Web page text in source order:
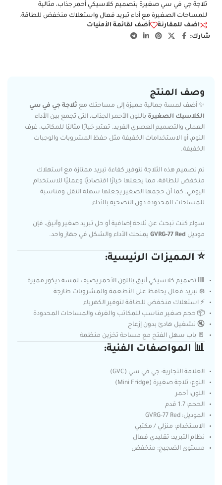
ثلاجة جي في سي صغيرة بتصميم كلاسيكي أحمر جذاب، مثالية
للمساحات الصغيرة مع أداء تبريد فعال واستهلاك منخفض للطاقة.
اضف للمقارنة
أضف لقائمة الأمنيات
شارك:
وصف المنتج
✨ أضف لمسة جمالية مميزة إلى مساحتك مع ثلاجة جي في سي
الكلاسيك الصغيرة باللون الأحمر الجذاب، التي تجمع بين الأداء
العملي والتصميم العصري الفريد. تعتبر خيارًا مثاليًا للمكاتب، غرف
النوم، أو الاستخدامات الخفيفة مثل حفظ المشروبات والوجبات
الخفيفة.
تم تصميم هذه الثلاجة لتوفير كفاءة تبريد ممتازة مع استهلاك
منخفض للطاقة، مما يجعلها خيارًا اقتصاديًا وعمليًا للاستخدام
اليومي. كما أن حجمها الصغير يجعلها سهلة النقل ومناسبة
للمساحات المحدودة دون التضحية بالأداء.
سواء كنت تبحث عن ثلاجة إضافية أو حل تبريد صغير وأنيق، فإن
موديل GVRG-77 Red يمنحك الأداء والشكل في جهاز واحد.
⭐ المميزات الرئيسية:
🟥 تصميم كلاسيكي أنيق باللون الأحمر يضيف لمسة ديكور مميزة
❄️ تبريد فعال يحافظ على الأطعمة والمشروبات طازجة
⚡ استهلاك منخفض للطاقة لتوفير الكهرباء
📦 حجم صغير مناسب للمكاتب والغرف والمساحات المحدودة
🔇 تشغيل هادئ بدون إزعاج
🚪 باب سهل الفتح مع مساحة تخزين منظمة
📊 المواصفات الفنية:
العلامة التجارية: جي في سي (GVC)
النوع: ثلاجة صغيرة (Mini Fridge)
اللون: أحمر
الحجم: 1.7 قدم
الموديل: GVRG-77 Red
الاستخدام: منزلي / مكتبي
نظام التبريد: تقليدي فعال
مستوى الضجيج: منخفض